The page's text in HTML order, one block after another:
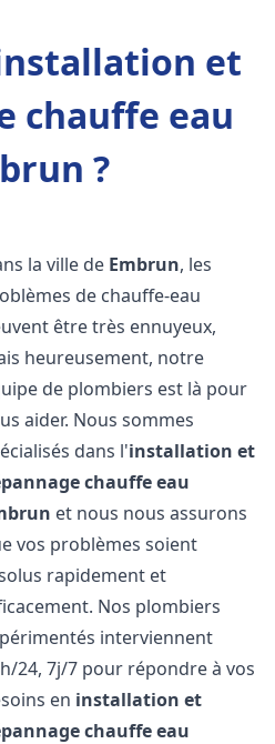
et
chauffe eau
?
la ville de Embrun, les
de chauffe-eau
être très ennuyeux,
heureusement, notre
de plombiers est là pour
aider. Nous sommes
dans l'installation et
chauffe eau
et nous nous assurons
vos problèmes soient
rapidement et
Nos plombiers
interviennent
24, 7j/7 pour répondre à vos
en installation et
chauffe eau